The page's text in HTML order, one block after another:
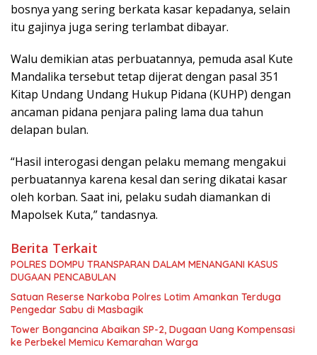
bosnya yang sering berkata kasar kepadanya, selain
itu gajinya juga sering terlambat dibayar.
Walu demikian atas perbuatannya, pemuda asal Kute
Mandalika tersebut tetap dijerat dengan pasal 351
Kitap Undang Undang Hukup Pidana (KUHP) dengan
ancaman pidana penjara paling lama dua tahun
delapan bulan.
“Hasil interogasi dengan pelaku memang mengakui
perbuatannya karena kesal dan sering dikatai kasar
oleh korban. Saat ini, pelaku sudah diamankan di
Mapolsek Kuta,” tandasnya.
Berita Terkait
POLRES DOMPU TRANSPARAN DALAM MENANGANI KASUS
DUGAAN PENCABULAN
Satuan Reserse Narkoba Polres Lotim Amankan Terduga
Pengedar Sabu di Masbagik
Tower Bongancina Abaikan SP-2, Dugaan Uang Kompensasi
ke Perbekel Memicu Kemarahan Warga